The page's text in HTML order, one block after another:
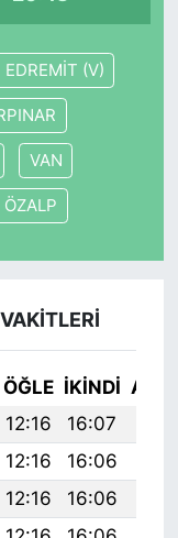
EDREMİT (V)
VAN
ÖZALP
ÖĞLE İKINDI
12:16 16:07
12:16 16:06
12:16 16:06